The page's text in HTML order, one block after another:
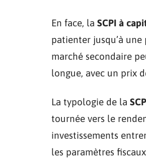
En face, la SCPI à
patienter jusqu’à
marché secondaire
longue, avec un prix
La typologie de la
tournée vers le
investissements
les paramètres